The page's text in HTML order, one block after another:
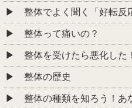
整体でよく聞く「好転反
整体って痛いの？
整体を受けたら悪化した
整体の歴史
整体の種類を知ろう！あ